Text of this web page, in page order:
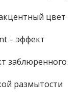
цвет
– эффект
заблюренного
размытости